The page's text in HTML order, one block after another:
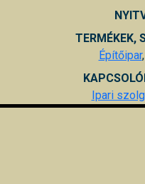
TERMÉKEK,
Építőipar,
Ipari